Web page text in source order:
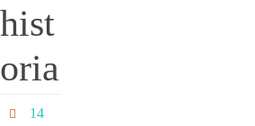
hist
oria
14